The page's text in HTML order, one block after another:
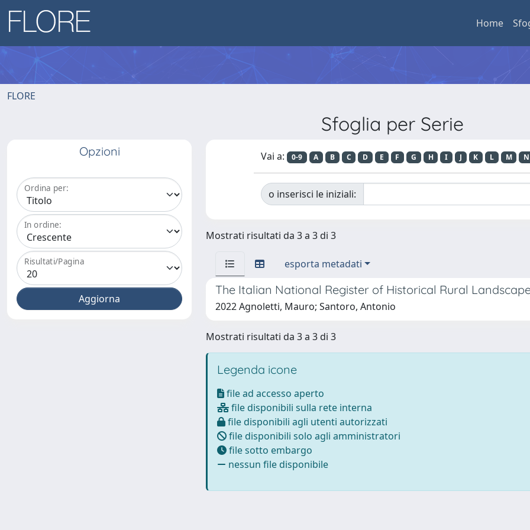
Home
FLORE
Sfoglia per Serie
Opzioni
Ordina per:
In ordine:
Risultati/Pagina
Vai a: 0-9 A B C D E F G H I J K L M N
o inserisci le iniziali:
Mostrati risultati da 3 a 3 di 3
esporta metadati
The Italian National Register of Historical Rural
2022 Agnoletti, Mauro; Santoro, Antonio
Mostrati risultati da 3 a 3 di 3
Legenda icone
file ad accesso aperto
file disponibili sulla rete interna
file disponibili agli utenti autorizzati
file disponibili solo agli amministratori
file sotto embargo
nessun file disponibile